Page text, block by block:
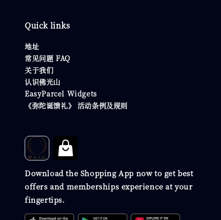
Quick links
地址
常见问题 FAQ
关于我们
认识佛光山
EasyParcel Widgets
《弥陀诞馈礼》 活动条例及规则
Download the Shopping App now to get best
offers and memberships experience at your
fingertips.